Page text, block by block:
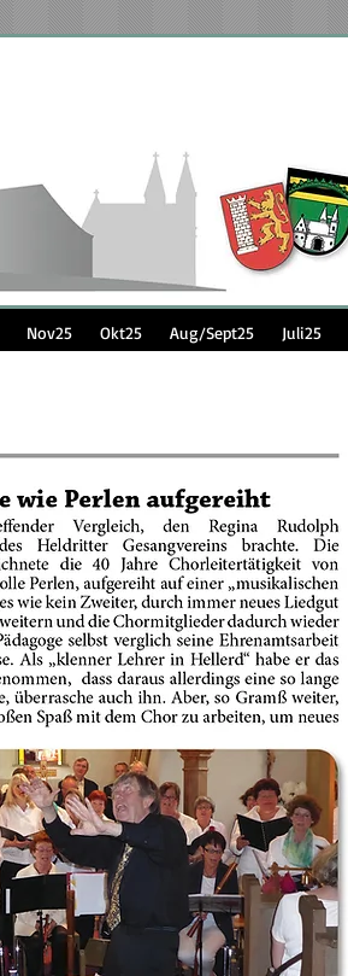
Nov25 Okt25 Aug/Sept25 Juli25